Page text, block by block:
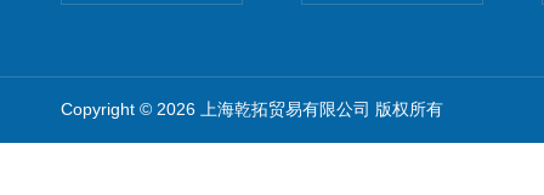
Copyright © 2026 上海乾拓贸易有限公司 版权所有